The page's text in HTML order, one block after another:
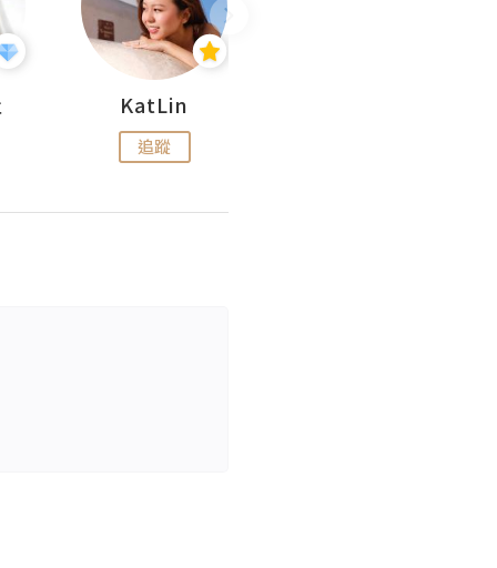
KatLin
追蹤